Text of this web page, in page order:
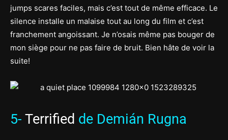
jumps scares faciles, mais c’est tout de même efficace. Le
silence installe un malaise tout au long du film et c’est
franchement angoissant. Je n’osais même pas bouger de
mon siège pour ne pas faire de bruit. Bien hâte de voir la
suite!
5- Terrified de Demián Rugna